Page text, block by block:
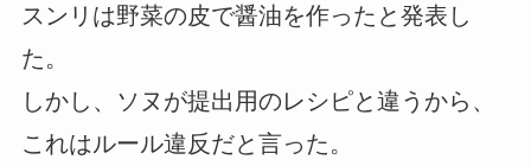
スンリは野菜の皮で醤油を作ったと発表し
た。
しかし、ソヌが提出用のレシピと違うから、
これはルール違反だと言った。